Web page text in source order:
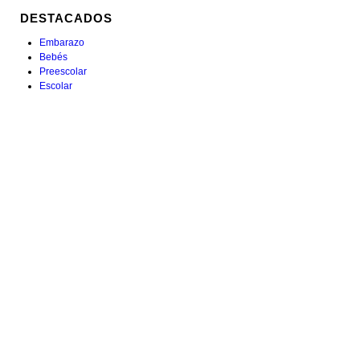
DESTACADOS
Embarazo
Bebés
Preescolar
Escolar